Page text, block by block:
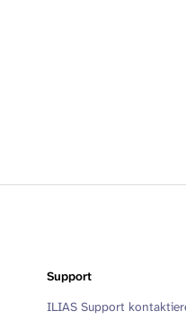
Support
ILIAS Support